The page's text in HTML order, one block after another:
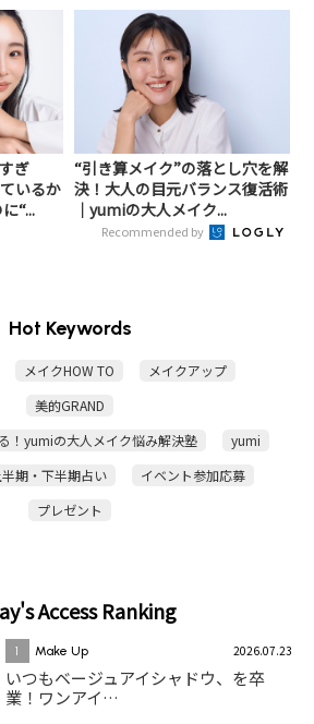
ぎ
いるか
“...
“引き算メイク”の落とし穴を解
決！大人の目元バランス復活術
｜yumiの大人メイク...
Recommended by
Hot Keywords
メイクHOW TO
メイクアップ
美的GRAND
！yumiの大人メイク悩み解決塾
yumi
期・下半期占い
イベント参加応募
プレゼント
Access Ranking
1 Make Up 2026.07.23
いつもベージュアイシャドウ、を卒
業！ワンアイ…